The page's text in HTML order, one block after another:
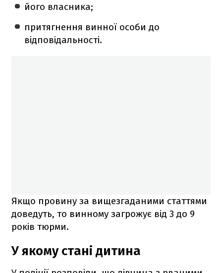
його власника;
притягнення винної особи до
відповідальності.
Якщо провину за вищезгаданими статтями
доведуть, то винному загрожує від 3 до 9
років тюрми.
У якому стані дитина